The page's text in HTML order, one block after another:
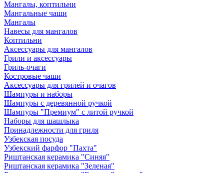
Мангалы, коптильни
Мангальные чаши
Мангалы
Навесы для мангалов
Коптильни
Аксессуары для мангалов
Грили и аксессуары
Гриль-очаги
Костровые чаши
Аксессуары для грилей и очагов
Шампуры и наборы
Шампуры с деревянной ручкой
Шампуры "Премиум" с литой ручкой
Наборы для шашлыка
Принадлежности для гриля
Узбекская посуда
Узбекский фарфор "Пахта"
Риштанская керамика "Синяя"
Риштанская керамика "Зеленая"